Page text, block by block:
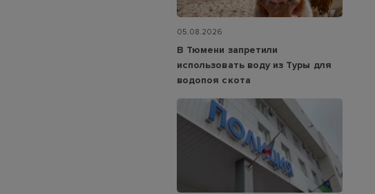
05.08.2026
В Тюмени запретили
использовать воду из Туры для
водопоя скота